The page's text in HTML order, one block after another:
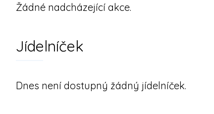
Žádné nadcházející akce.
Jídelníček
Dnes není dostupný žádný jídelníček.